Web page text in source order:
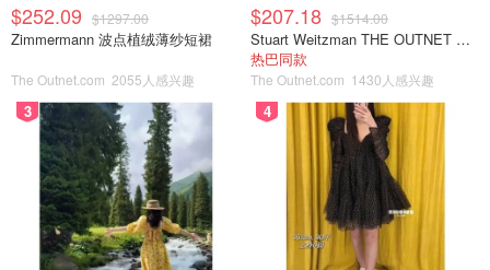
$252.09 $1297.00
Zimmermann 波点植绒薄纱短裙
The Outnet.com 2055人感兴趣
$207.18 $1514.00
Stuart Weitzman THE OUTNET 麂皮过膝靴 黑色
热巴同款
The Outnet.com 1430人感兴趣
3 4